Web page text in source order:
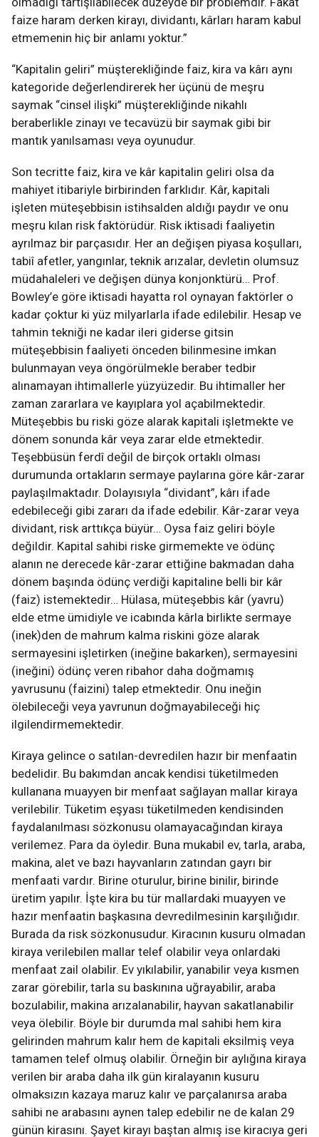
faize haram derken kirayı, dividantı, kârları haram kabul
etmemenin hiç bir anlamı yoktur.”
“Kapitalin geliri” müşterekliğinde faiz, kira va kârı aynı
kategoride değerlendirerek her üçünü de meşru
saymak “cinsel ilişki” müşterekliğinde nikahlı
beraberlikle zinayı ve tecavüzü bir saymak gibi bir
mantık yanılsaması veya oyunudur.
Son tecritte faiz, kira ve kâr kapitalin geliri olsa da
mahiyet itibariyle birbirinden farklıdır. Kâr, kapitali
işleten müteşebbisin istihsalden aldığı paydır ve onu
meşru kılan risk faktörüdür. Risk iktisadi faaliyetin
ayrılmaz bir parçasıdır. Her an değişen piyasa koşulları,
tabiî afetler, yangınlar, teknik arızalar, devletin olumsuz
müdahaleleri ve değişen dünya konjonktürü… Prof.
Bowley’e göre iktisadi hayatta rol oynayan faktörler o
kadar çoktur ki yüz milyarlarla ifade edilebilir. Hesap ve
tahmin tekniği ne kadar ileri giderse gitsin
müteşebbisin faaliyeti önceden bilinmesine imkan
bulunmayan veya öngörülmekle beraber tedbir
alınamayan ihtimallerle yüzyüzedir. Bu ihtimaller her
zaman zararlara ve kayıplara yol açabilmektedir.
Müteşebbis bu riski göze alarak kapitali işletmekte ve
dönem sonunda kâr veya zarar elde etmektedir.
Teşebbüsün ferdî değil de birçok ortaklı olması
durumunda ortakların sermaye paylarına göre kâr-zarar
paylaşılmaktadır. Dolayısıyla “dividant”, kârı ifade
edebileceği gibi zararı da ifade edebilir. Kâr-zarar veya
dividant, risk arttıkça büyür… Oysa faiz geliri böyle
değildir. Kapital sahibi riske girmemekte ve ödünç
alanın ne derecede kâr-zarar ettiğine bakmadan daha
dönem başında ödünç verdiği kapitaline belli bir kâr
(faiz) istemektedir… Hülasa, müteşebbis kâr (yavru)
elde etme ümidiyle ve icabında kârla birlikte sermaye
(inek)den de mahrum kalma riskini göze alarak
sermayesini işletirken (ineğine bakarken), sermayesini
(ineğini) ödünç veren ribahor daha doğmamış
yavrusunu (faizini) talep etmektedir. Onu ineğin
ölebileceği veya yavrunun doğmayabileceği hiç
ilgilendirmemektedir.
Kiraya gelince o satılan-devredilen hazır bir menfaatin
bedelidir. Bu bakımdan ancak kendisi tüketilmeden
kullanana muayyen bir menfaat sağlayan mallar kiraya
verilebilir. Tüketim eşyası tüketilmeden kendisinden
faydalanılması sözkonusu olamayacağından kiraya
verilemez. Para da öyledir. Buna mukabil ev, tarla, araba,
makina, alet ve bazı hayvanların zatından gayrı bir
menfaati vardır. Birine oturulur, birine binilir, birinde
üretim yapılır. İşte kira bu tür mallardaki muayyen ve
hazır menfaatin başkasına devredilmesinin karşılığıdır.
Burada da risk sözkonusudur. Kiracının kusuru olmadan
kiraya verilebilen mallar telef olabilir veya onlardaki
menfaat zail olabilir. Ev yıkılabilir, yanabilir veya kısmen
zarar görebilir, tarla su baskınına uğrayabilir, araba
bozulabilir, makina arızalanabilir, hayvan sakatlanabilir
veya ölebilir. Böyle bir durumda mal sahibi hem kira
gelirinden mahrum kalır hem de kapitali eksilmiş veya
tamamen telef olmuş olabilir. Örneğin bir aylığına kiraya
verilen bir araba daha ilk gün kiralayanın kusuru
olmaksızın kazaya maruz kalır ve parçalanırsa araba
sahibi ne arabasını aynen talep edebilir ne de kalan 29
günün kirasını. Şayet kirayı baştan almış ise kiracıya geri